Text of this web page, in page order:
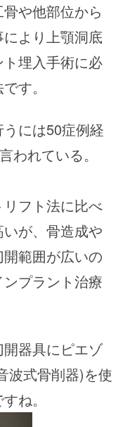
や他部位から
より上顎洞底
埋入手術に必
す。
には50症例経
われている。
フト法に比べ
が、骨造成や
範囲が広いの
プラント治療
器具にピエゾ
波式骨削器)を使
ね。